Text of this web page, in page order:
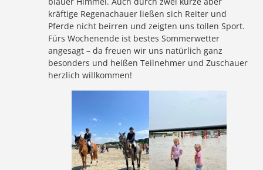
kräftige Regenachauer ließen sich Reiter und
Pferde nicht beirren und zeigten uns tollen Sport.
Fürs Wochenende ist bestes Sommerwetter
angesagt – da freuen wir uns natürlich ganz
besonders und heißen Teilnehmer und Zuschauer
herzlich willkommen!